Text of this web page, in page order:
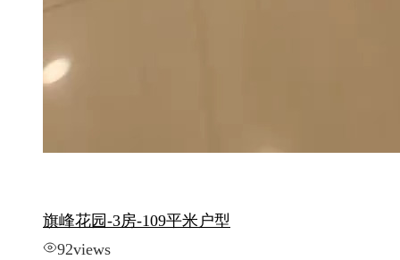
旗峰花园-3房-109平米户型
92views